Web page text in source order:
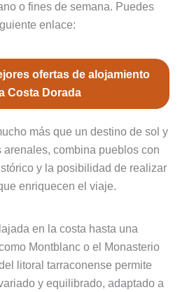
o fines de semana. Puedes
enlace:
ofertas de alojamiento
Costa Dorada
más que un destino de sol y
arenales, combina pueblos con
y la posibilidad de realizar
enriquecen el viaje.
en la costa hasta una
Montblanc o el Monasterio
litoral tarraconense permite
y equilibrado, adaptado a